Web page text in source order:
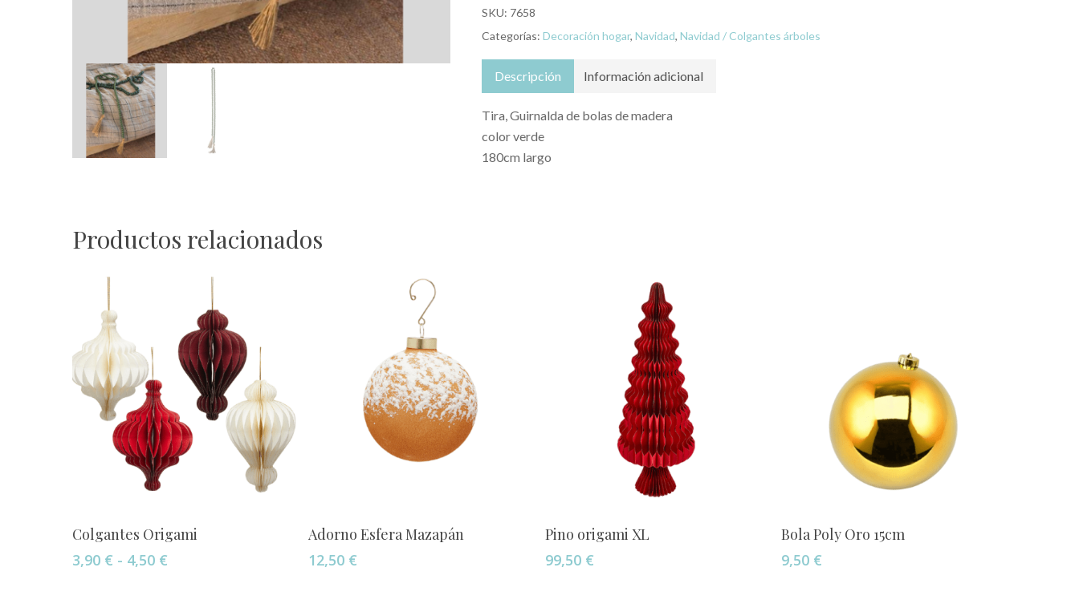
SKU: 7658
Categorías: Decoración hogar, Navidad, Navidad / Colgantes árboles
Descripción Información adicional
Tira, Guirnalda de bolas de madera
color verde
180cm largo
Productos relacionados
Seleccionar Opciones
producto
tiene
Colgantes Origami
3,90 € - 4,50 €
Añadir Al Carrito
Adorno Esfera Mazapán
12,50 €
Añadir Al Carrito
Pino origami XL
99,50 €
Bola Poly Oro 15cm
9,50 €